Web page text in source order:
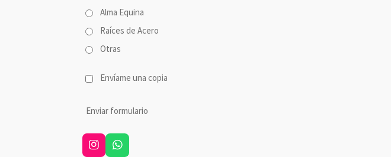
Alma Equina
Raíces de Acero
Otras
Envíame una copia
Enviar formulario
I
W